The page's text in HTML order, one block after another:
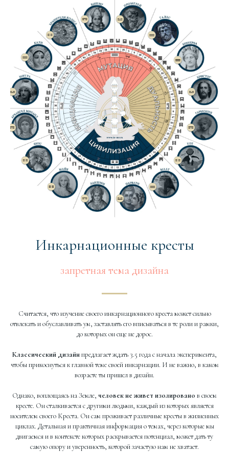
Инкарнационные кресты
запретная тема дизайна
Считается, что изучение своего инкарнационного креста может сильно
отвлекать и обуславливать ум, заставлять его вписываться в те роли и рамки,
до которых он еще не дорос.
Классический дизайнпредлагает ждать 3.5 года с начала эксперимента,
чтобы прикоснуться к главной теме своей инкарнации. И не важно, в каком
возрасте ты пришел в дизайн.
Однако, воплощаясь на Земле, человек не живет изолировано в своем
кресте. Он сталкивается с другими людьми, каждый из которых является
носителем своего Креста. Он сам проживает различные кресты в жизненных
циклах. Детальная и практичная информация о темах, через которые мы
двигаемся и в контексте которых раскрывается потенциал, может дать ту
самую опору и уверенность, которой зачастую нам не хватает.